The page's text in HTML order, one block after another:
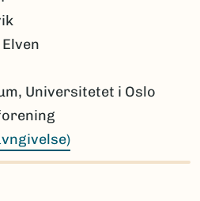
Universitetet i Oslo